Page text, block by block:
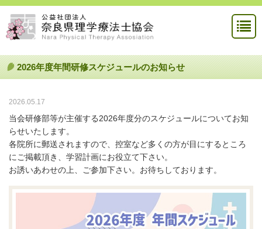
2026年度年間研修スケジュールのお知らせ
2026.05.17
当会研修部等が主催する2026年度分のスケジュールについてお知
らせいたします。
各院所に郵送されますので、控室など多くの方が目にするところ
にご掲載頂き、学習計画にお役立て下さい。
お誘いあわせの上、ご参加下さい。お待ちしております。